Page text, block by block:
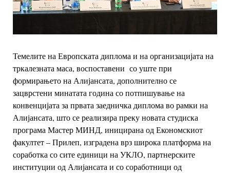
Темелите на Европската диплома и на организацијата на
тркалезната маса, воспоставени со уште при
формирањето на Алијансата, дополнително се
зацврстени минатата година со потпишување на
конвенцијата за првата заедничка диплома ворамки на
Алијансата, што се реализира преку новата студиска
програма МастерМИНД, иницирана од Економскиот
факултет – Прилеп, изградена врз широкаплатформа на
соработка со сите единици на УКЛО, партнерските
институции одАлијансата и со соработници од